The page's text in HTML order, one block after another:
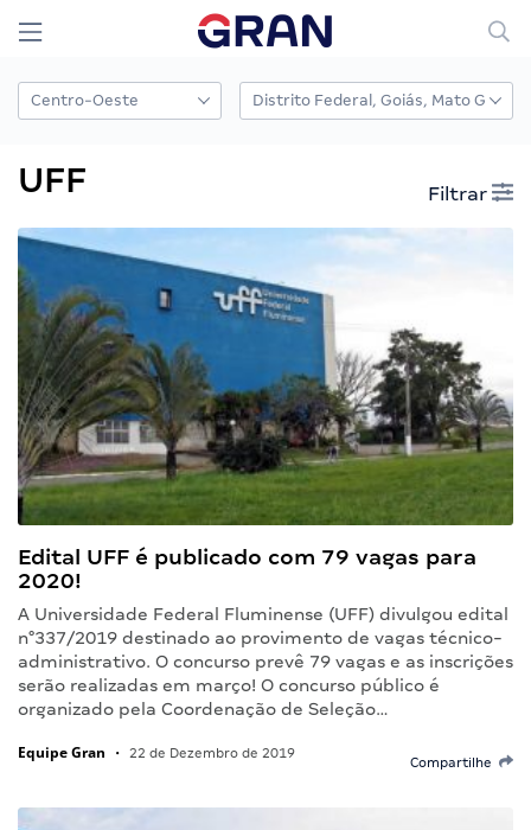
UFF Filtrar
Edital UFF é publicado com 79 vagas para
2020!
A Universidade Federal Fluminense (UFF) divulgou edital
n°337/2019 destinado ao provimento de vagas técnico-
administrativo. O concurso prevê 79 vagas e as inscrições
serão realizadas em março! O concurso público é
organizado pela Coordenação de Seleção…
Equipe Gran • 22 de Dezembro de 2019
Compartilhe